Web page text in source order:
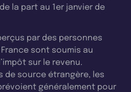
la part au 1er janvier de
par des personnes
sont soumis au
sur le revenu.
de source étrangère, les
généralement pour